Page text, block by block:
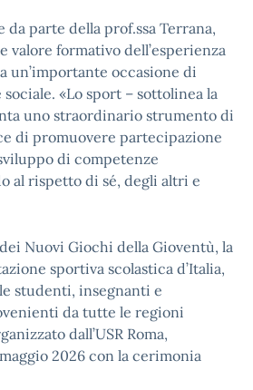
da parte della prof.ssa Terrana,
valore formativo dell’esperienza
un’importante occasione di
«Lo sport – sottolinea la
uno straordinario strumento di
di promuovere partecipazione
di competenze
al rispetto di sé, degli altri e
Nuovi Giochi della Gioventù, la
sportiva scolastica d’Italia,
studenti, insegnanti e
da tutte le regioni
dall’USR Roma,
2026 con la cerimonia